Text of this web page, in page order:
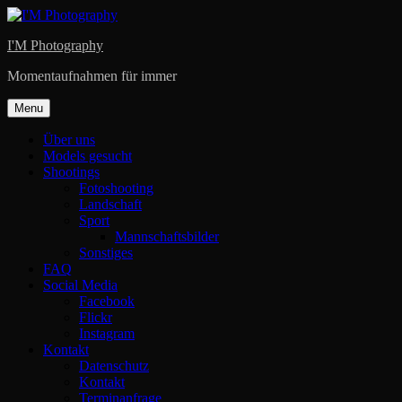
Skip
content
I'M Photography
Momentaufnahmen für immer
Menu
Über uns
Models gesucht
Shootings
Fotoshooting
Landschaft
Sport
Mannschaftsbilder
Sonstiges
FAQ
Social Media
Facebook
Flickr
Instagram
Kontakt
Datenschutz
Kontakt
Terminanfrage